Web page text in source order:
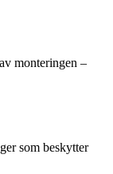
monteringen –
som beskytter